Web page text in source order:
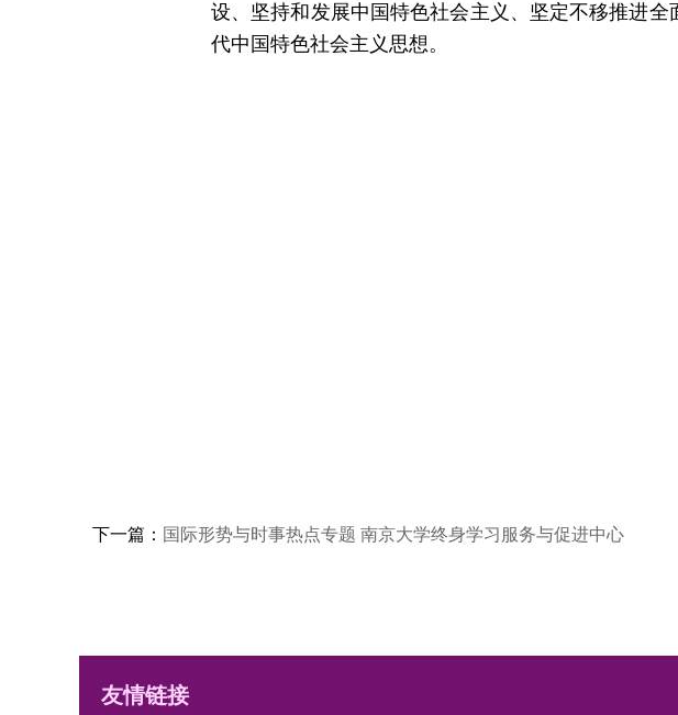
设、坚持和发展中国特色社会主义、坚定不移推进
代中国特色社会主义思想。
下一篇： 国际形势与时事热点专题 南京大学终身学习服务与促进中心
友情链接